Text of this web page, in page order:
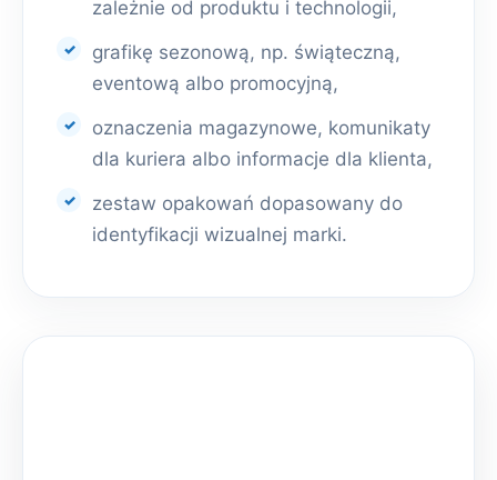
zależnie od produktu i technologii,
grafikę sezonową, np. świąteczną,
eventową albo promocyjną,
oznaczenia magazynowe, komunikaty
dla kuriera albo informacje dla klienta,
zestaw opakowań dopasowany do
identyfikacji wizualnej marki.